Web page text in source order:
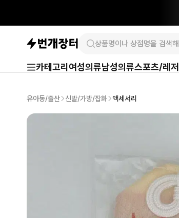
카테고리 여성의류남성의류스포츠/레저
유아동/출산 신발/가방/잡화 액세서리